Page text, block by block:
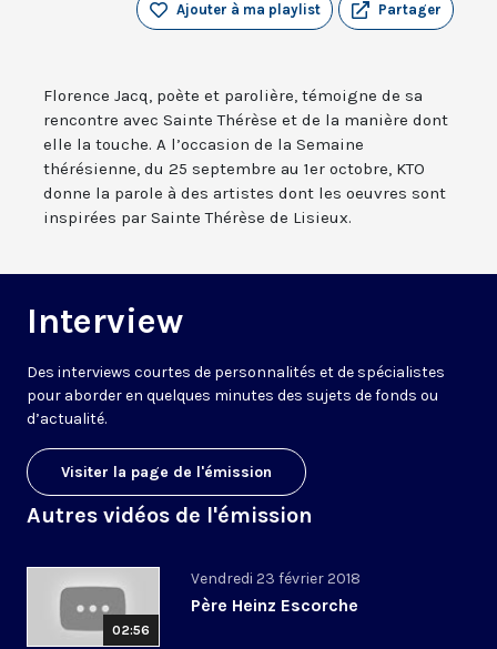
Partager
Ajouter à ma playlist
Florence Jacq, poète et parolière, témoigne de sa
rencontre avec Sainte Thérèse et de la manière dont
elle la touche. A l’occasion de la Semaine
thérésienne, du 25 septembre au 1er octobre, KTO
donne la parole à des artistes dont les oeuvres sont
inspirées par Sainte Thérèse de Lisieux.
Interview
Des interviews courtes de personnalités et de spécialistes
pour aborder en quelques minutes des sujets de fonds ou
d’actualité.
Visiter la page de l'émission
Autres vidéos de l'émission
02:56
Vendredi 23 février 2018
Père Heinz Escorche